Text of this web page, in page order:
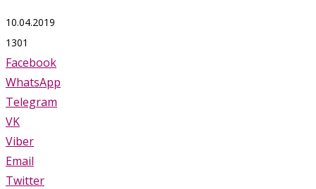
10.04.2019
1301
Facebook
WhatsApp
Telegram
VK
Viber
Email
Twitter